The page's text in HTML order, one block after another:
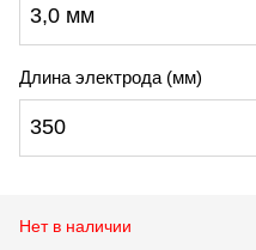
3,0 мм
Длина электрода (мм)
350
Нет в наличии